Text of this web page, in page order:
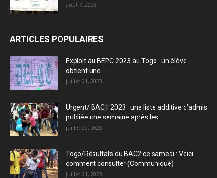
août 7, 2026
ARTICLES POPULAIRES
Exploit au BEPC 2023 au Togo : un élève
obtient une...
juillet 21, 2023
Urgent/ BAC II 2023 : une liste additive d’admis
publiée une semaine après les...
juillet 29, 2023
Togo/Résultats du BAC2 ce samedi : Voici
comment consulter (Communiqué)
juillet 21, 2023